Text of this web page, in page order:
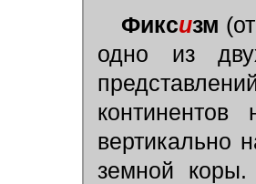
Фиксизм
одно из
вертикально
земной